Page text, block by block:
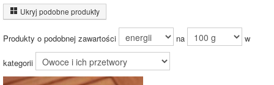
tłuszczów (4%)
Energia z
węglowodanów
Ukryj podobne produkty
Produkty o podobnej zawartości na w
kategorii